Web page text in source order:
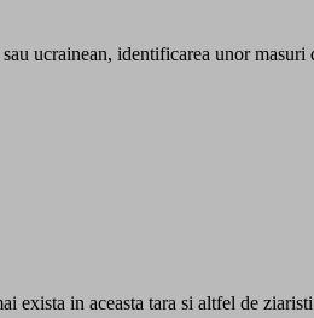
ucrainean, identificarea unor masuri
in aceasta tara si altfel de